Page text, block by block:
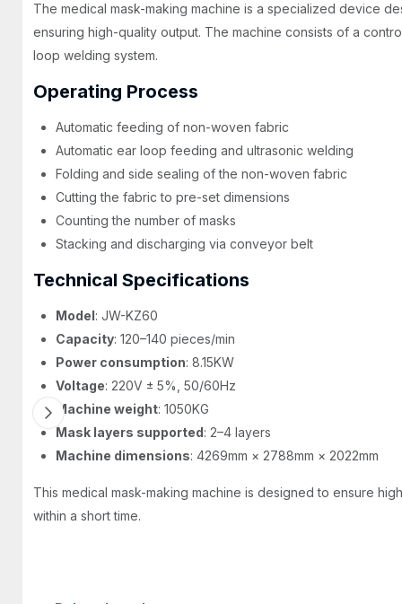
The medical mask-making machine is a specialized device
ensuring high-quality output. The machine consists of a
loop welding system.
Operating Process
Automatic feeding of non-woven fabric
Automatic ear loop feeding and ultrasonic welding
Folding and side sealing of the non-woven fabric
Cutting the fabric to pre-set dimensions
Counting the number of masks
Stacking and discharging via conveyor belt
Technical Specifications
Model: JW-KZ60
Capacity: 120–140 pieces/min
Power consumption: 8.15KW
Voltage: 220V ± 5%, 50/60Hz
Machine weight: 1050KG
Mask layers supported: 2–4 layers
Machine dimensions: 4269mm × 2788mm × 2022mm
This medical mask-making machine is designed to ensure
within a short time.